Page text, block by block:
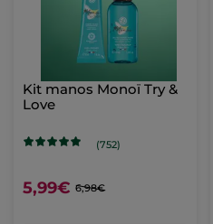
Kit manos Monoï Try &
Love
(752)
5,99€ 6,98€